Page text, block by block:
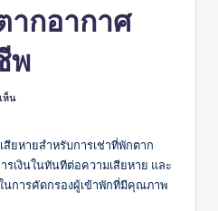
ากอากาศ
พ
ห็น
สียหายสำหรับการเช่าที่พักตาก
รเงินในทันทีต่อความเสียหาย และ
นการคัดกรองผู้เข้าพักที่มีคุณภาพ